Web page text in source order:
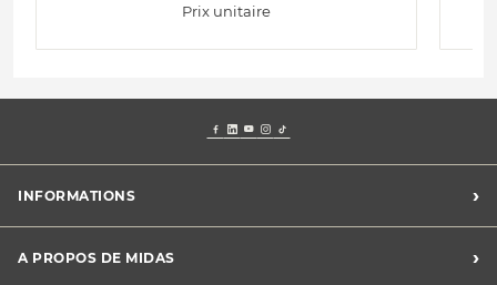
Prix unitaire
INFORMATIONS ›
Charte des cookies
A PROPOS DE MIDAS ›